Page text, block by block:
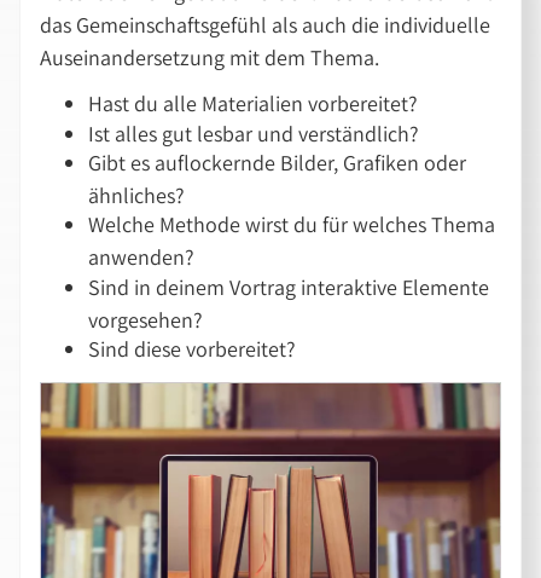
das Gemeinschaftsgefühl als auch die individuelle
Auseinandersetzung mit dem Thema.
Hast du alle Materialien vorbereitet?
Ist alles gut lesbar und verständlich?
Gibt es auflockernde Bilder, Grafiken oder
ähnliches?
Welche Methode wirst du für welches Thema
anwenden?
Sind in deinem Vortrag interaktive Elemente
vorgesehen?
Sind diese vorbereitet?